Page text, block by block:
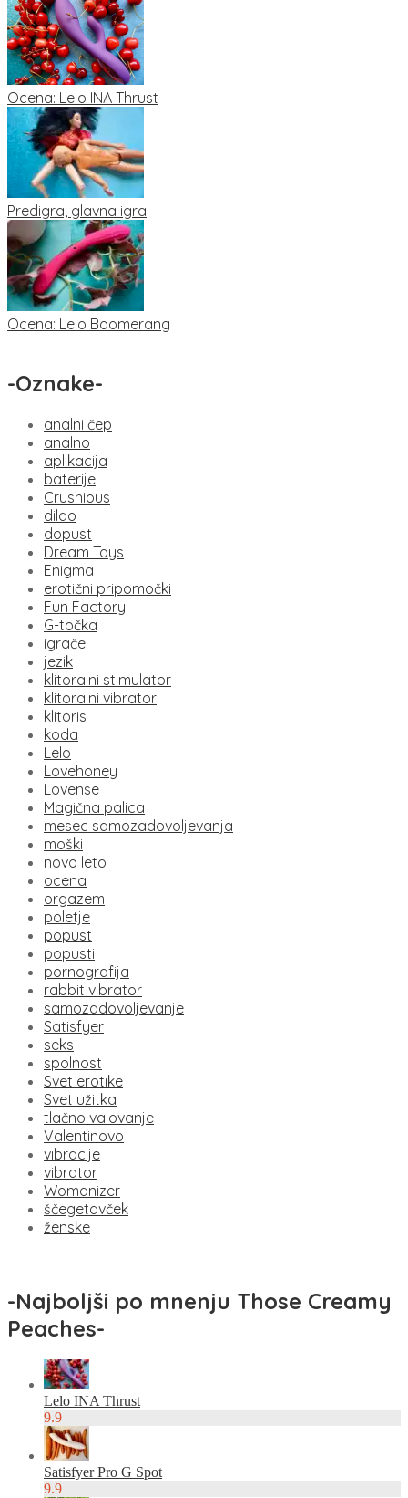
Ocena: Lelo INA Thrust
Predigra, glavna igra
Ocena: Lelo Boomerang
-Oznake-
analni čep
analno
aplikacija
baterije
Crushious
dildo
dopust
Dream Toys
Enigma
erotični pripomočki
Fun Factory
G-točka
igrače
jezik
klitoralni stimulator
klitoralni vibrator
klitoris
koda
Lelo
Lovehoney
Lovense
Magična palica
mesec samozadovoljevanja
moški
novo leto
ocena
orgazem
poletje
popust
popusti
pornografija
rabbit vibrator
samozadovoljevanje
Satisfyer
seks
spolnost
Svet erotike
Svet užitka
tlačno valovanje
Valentinovo
vibracije
vibrator
Womanizer
ščegetavček
ženske
-Najboljši po mnenju Those Creamy
Peaches-
Lelo INA Thrust
9.9
Satisfyer Pro G Spot
9.9